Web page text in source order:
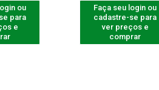
ou
para
e
Faça seu login ou
cadastre-se para
ver preços e
comprar